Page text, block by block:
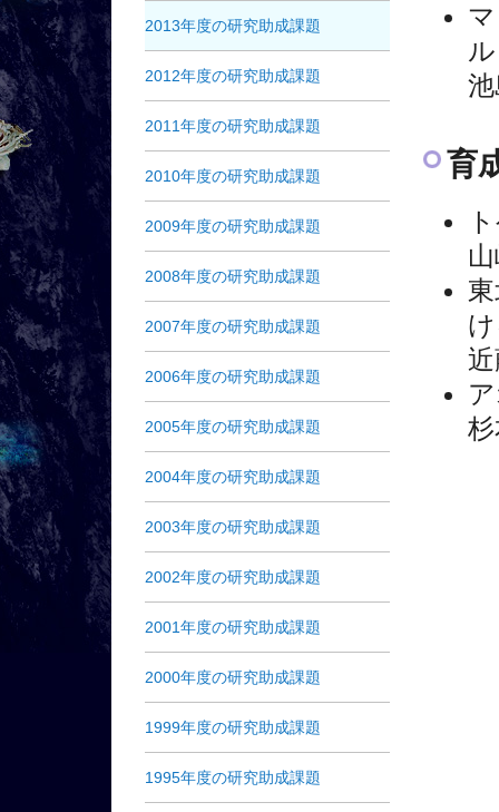
2013年度の研究助成課題
2012年度の研究助成課題
2011年度の研究助成課題
2010年度の研究助成課題
2009年度の研究助成課題
2008年度の研究助成課題
2007年度の研究助成課題
2006年度の研究助成課題
2005年度の研究助成課題
2004年度の研究助成課題
2003年度の研究助成課題
2002年度の研究助成課題
2001年度の研究助成課題
2000年度の研究助成課題
1999年度の研究助成課題
1995年度の研究助成課題
育